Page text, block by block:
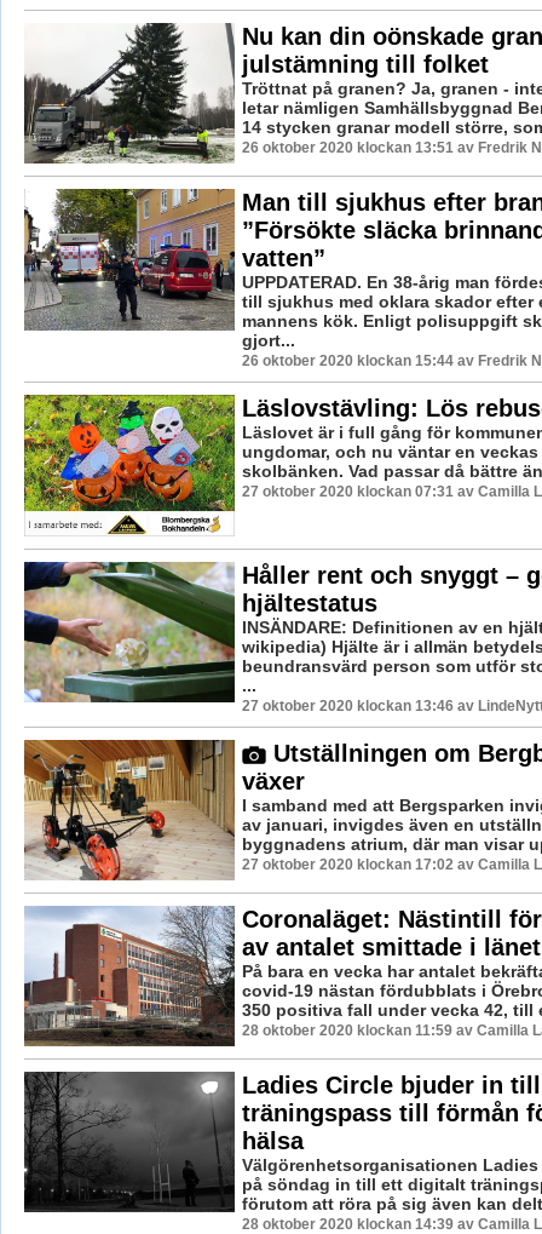
Nu kan din oönskade
julstämning till folket
Tröttnat på granen? Ja, granen -
letar nämligen Samhällsbyggnad
14 stycken granar modell större,
26 oktober 2020 klockan 13:51 av Fredrik
Man till sjukhus efter
”Försökte släcka
vatten”
UPPDATERAD. En 38-årig man
till sjukhus med oklara skador efter
mannens kök. Enligt polisuppgift
gjort...
26 oktober 2020 klockan 15:44 av Fredrik
Läslovstävling: Lös
Läslovet är i full gång för
ungdomar, och nu väntar en
skolbänken. Vad passar då bättre
27 oktober 2020 klockan 07:31 av Camilla
Håller rent och snyggt –
hjältestatus
INSÄNDARE: Definitionen av en
wikipedia) Hjälte är i allmän
beundransvärd person som utför
...
27 oktober 2020 klockan 13:46 av
Utställningen om
växer
I samband med att Bergsparken
av januari, invigdes även en
byggnadens atrium, där man visar
27 oktober 2020 klockan 17:02 av Camilla
Coronaläget: Nästintill
av antalet smittade i länet
På bara en vecka har antalet
covid-19 nästan fördubblats i
350 positiva fall under vecka 42, till
28 oktober 2020 klockan 11:59 av Camilla
Ladies Circle bjuder in till
träningspass till förmån
hälsa
Välgörenhetsorganisationen
på söndag in till ett digitalt
förutom att röra på sig även kan
28 oktober 2020 klockan 14:39 av Camilla